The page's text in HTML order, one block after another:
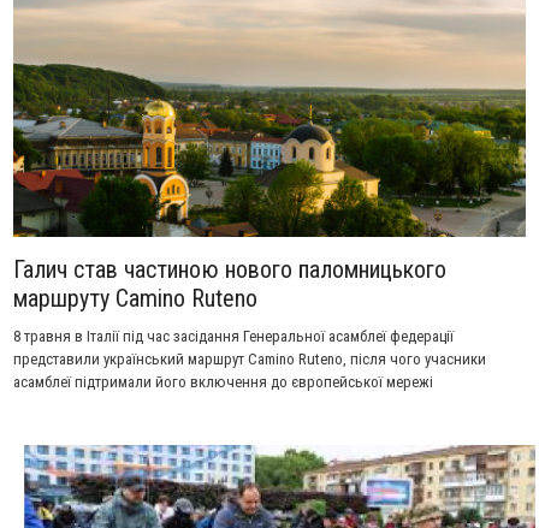
Галич став частиною нового паломницького
маршруту Camino Ruteno
8 травня в Італії під час засідання Генеральної асамблеї федерації
представили український маршрут Camino Ruteno, після чого учасники
асамблеї підтримали його включення до європейської мережі